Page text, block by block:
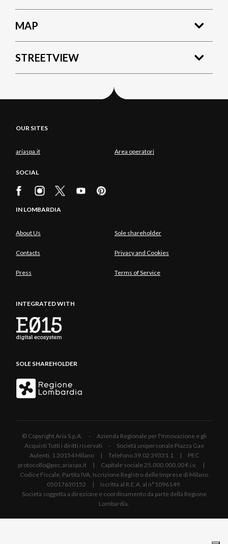
MAP
STREETVIEW
OUR SITES
ariaspa.it Area operatori
SOCIAL
IN LOMBARDIA
About Us Sole shareholder
Contacts Privacy and Cookies
Press Terms of Service
INTEGRATED WITH
SOLE SHAREHOLDER
© Copyright Aria S.p.A. - Azienda Regionale per l'Innovazione e gli
Acquisti Tutti i diritti riservati - Società unipersonale Piazza Gae
Aulenti, 1 20154 Milano | Telefono 39.02 39331.1 | PEC
protocollo@pec.ariaspa.it | Capitale sociale 25.000.000,00 € i.v. |
Codice Fiscale, Partita IVA, Iscrizione Registro delle Imprese di Milano
05017630152 | Iscritta al R.E.A. al n°1096149.
Società soggetta a direzione e coordinamento da parte della Regione
Lombardia.